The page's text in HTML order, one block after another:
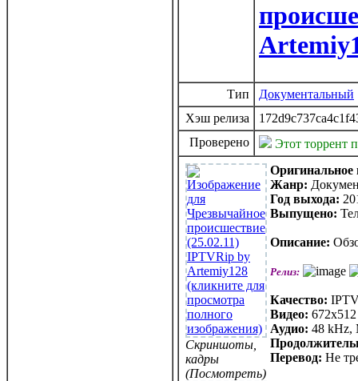
Тип
Документальный
Хэш релиза
Проверено
Этот торрент
Скриншоты,
кадры
(Посмотреть)
Оригинальное
Жанр:
Год выхода:
Выпущено:
Описание:
Релиз:
Качество:
Видео:
Аудио: 48 kHz,
Перевод: Не